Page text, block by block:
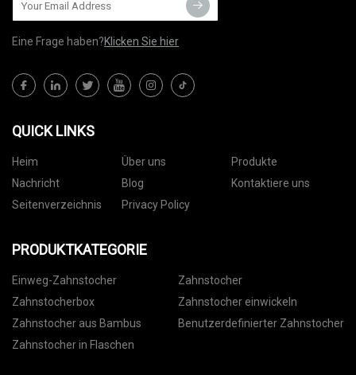
Eine Frage haben?Klicken Sie hier
QUICK LINKS
Heim Über uns
Produkte
Nachricht
Blog
Kontaktiere uns
Seitenverzeichnis
Privacy Policy
PRODUKTKATEGORIE
Einweg-Zahnstocher
Zahnstocher
Zahnstocherbox
Zahnstocher einwickeln
Zahnstocher aus Bambus
Benutzerdefinierter Zahnstocher
Zahnstocher in Flaschen